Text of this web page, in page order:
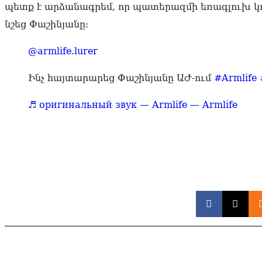
պետք է արձանագրեմ, որ պատերազմի եռագլուխ
նշեց Փաշինյանը։
@armlife.lurer
Ինչ հայտարարեց Փաշինյանը ԱԺ-ում #Armlife
♬ оригинальный звук — Armlife — Armlife